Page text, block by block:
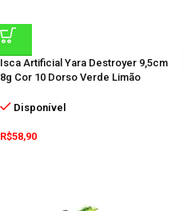
Isca Artificial Yara Destroyer 9,5cm
8g Cor 10 Dorso Verde Limão
Disponível
R$58,90